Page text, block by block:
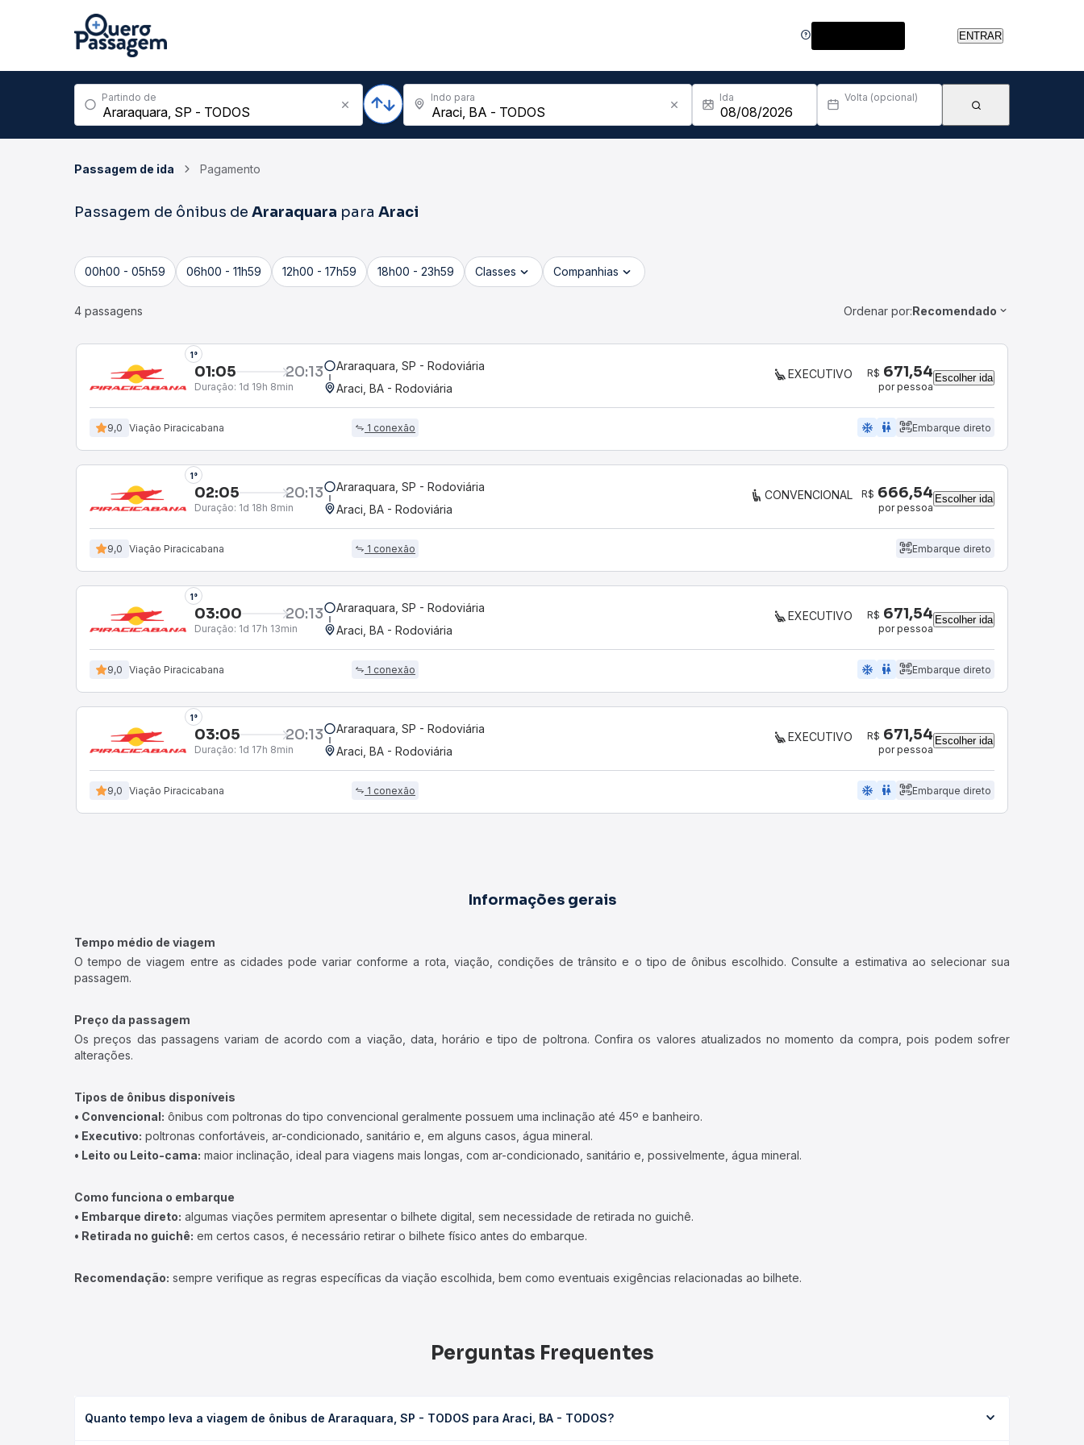
ENTRAR
Partindo de Indo para Ida Volta (opcional)
Passagem de ida Pagamento
Passagem de ônibus de Araraquara para Araci
00h00 - 05h59 06h00 - 11h59 12h00 - 17h59 18h00 - 23h59 Classes Companhias
4 passagens Ordenar por:Recomendado
1°
01:05 20:13
Duração: 1d 19h 8min
Araraquara, SP - Rodoviária
Araci, BA - Rodoviária
EXECUTIVO R$ 671,54
por pessoa
Escolher ida
9,0 Viação Piracicabana 1 conexão ac_unit wc Embarque direto
1°
02:05 20:13
Duração: 1d 18h 8min
Araraquara, SP - Rodoviária
Araci, BA - Rodoviária
CONVENCIONAL R$ 666,54
por pessoa
Escolher ida
9,0 Viação Piracicabana 1 conexão Embarque direto
1°
03:00 20:13
Duração: 1d 17h 13min
Araraquara, SP - Rodoviária
Araci, BA - Rodoviária
EXECUTIVO R$ 671,54
por pessoa
Escolher ida
9,0 Viação Piracicabana 1 conexão ac_unit wc Embarque direto
1°
03:05 20:13
Duração: 1d 17h 8min
Araraquara, SP - Rodoviária
Araci, BA - Rodoviária
EXECUTIVO R$ 671,54
por pessoa
Escolher ida
9,0 Viação Piracicabana 1 conexão ac_unit wc Embarque direto
Informações gerais
Tempo médio de viagem
O tempo de viagem entre as cidades pode variar conforme a rota, viação, condições de trânsito e o tipo de ônibus escolhido. Consulte a estimativa ao selecionar sua
passagem.
Preço da passagem
Os preços das passagens variam de acordo com a viação, data, horário e tipo de poltrona. Confira os valores atualizados no momento da compra, pois podem sofrer
alterações.
Tipos de ônibus disponíveis
• Convencional: ônibus com poltronas do tipo convencional geralmente possuem uma inclinação até 45º e banheiro.
• Executivo: poltronas confortáveis, ar-condicionado, sanitário e, em alguns casos, água mineral.
• Leito ou Leito-cama: maior inclinação, ideal para viagens mais longas, com ar-condicionado, sanitário e, possivelmente, água mineral.
Como funciona o embarque
• Embarque direto: algumas viações permitem apresentar o bilhete digital, sem necessidade de retirada no guichê.
• Retirada no guichê: em certos casos, é necessário retirar o bilhete físico antes do embarque.
Recomendação: sempre verifique as regras específicas da viação escolhida, bem como eventuais exigências relacionadas ao bilhete.
Perguntas Frequentes
Quanto tempo leva a viagem de ônibus de Araraquara, SP - TODOS para Araci, BA - TODOS?